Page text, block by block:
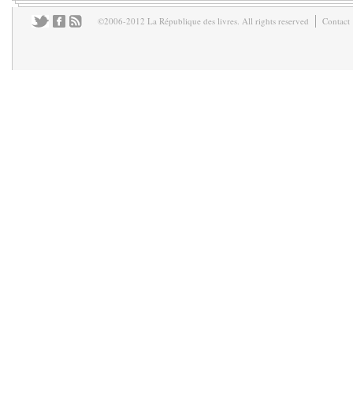
©2006-2012 La République des livres. All rights reserved Contact